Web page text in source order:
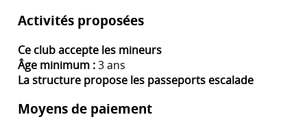
Activités proposées
Ce club accepte les mineurs
Âge minimum :3 ans
La structure propose les passeports escalade
Moyens de paiement